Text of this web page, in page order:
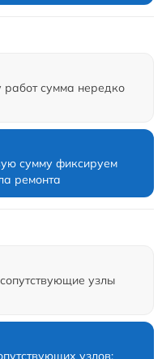
сумма нередко
сумму фиксируем
ремонта
узлы
узлов;